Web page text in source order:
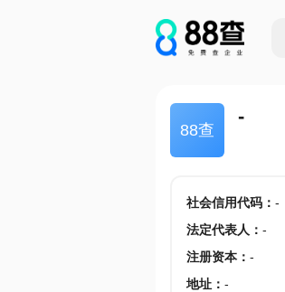
88查
-
社会信用代码： -
法定代表人 ： -
注册资本： -
地址： -